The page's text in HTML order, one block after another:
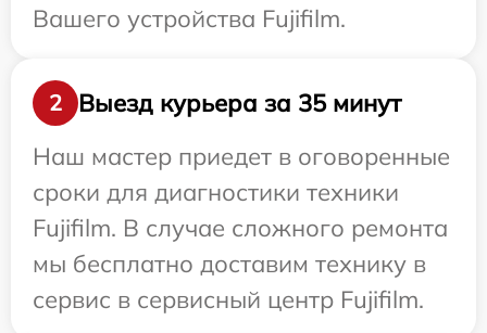
Вашего устройства Fujifilm.
2
Выезд курьера за 35 минут
Наш мастер приедет в оговоренные
сроки для диагностики техники
Fujifilm. В случае сложного ремонта
мы бесплатно доставим технику в
сервис в сервисный центр Fujifilm.